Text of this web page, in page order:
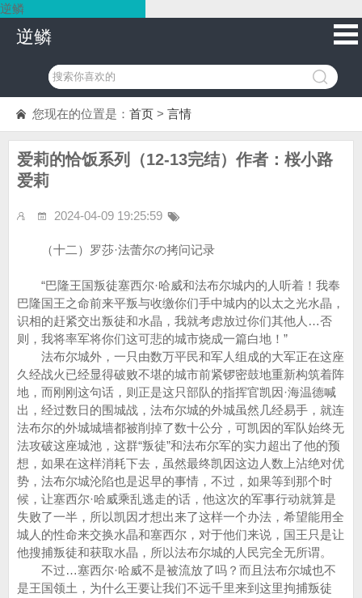
逆鳞
逆鳞
您现在的位置是： 首页 > 言情
爱莉的恰饭系列（12-13完结）作者：桜小路
爱莉
2024-04-09 19:25:59
（十二）罗莎·法蕾尔の拷问记录
“巴隆王国叛徒塞西尔·哈威和法布尔城内的人听着！我奉
巴隆国王之命前来平叛与收缴你们手中城内的以太之光水晶，
识相的赶紧交出叛徒和水晶，我就考虑放过你们其他人…否
则，我将率军将你们这可悲的城市烧成一篇白地！”
法布尔城外，一只由数万平民和军人组成的大军正在这座
久经战火已经显得破败不堪的城市前紧锣密鼓地重新构筑着阵
地，而刚刚这句话，则正是这只部队的指挥官凯因·海温德喊
出，经过数日的围城战，法布尔城的外城虽然几经易手，就连
法布尔的外城城墙都被削掉了数十公分，可凯因的军队始终无
法攻破这座城池，这群“叛徒”和法布尔军的实力超出了他的预
想，如果在这样消耗下去，虽然最终凯因这边人数上沾绝对优
势，法布尔城沦陷也是迟早的事情，不过，如果等到那个时
候，让塞西尔·哈威乘乱逃走的话，他这次的军事行动就算是
失败了一半，所以凯因才想出来了这样一个办法，希望能用全
城人的性命来交换水晶和塞西尔，对于他们来说，国王只是让
他搜捕叛徒和获取水晶，所以法布尔城的人民完全无所谓。
不过…塞西尔·哈威不是被流放了吗？而且法布尔城也不
是王国领土，为什么王要让我们不远千里来到这里拘捕叛徒